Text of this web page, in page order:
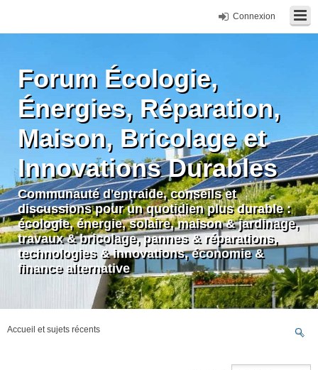
Connexion
Forum Écologie,
Énergies, Réparation,
Maison, Bricolage et
Innovations Durables
Communauté d'entraide, conseils et
discussions pour un quotidien plus durable :
écologie, énergie, solaire, maison & jardinage,
travaux & bricolage, pannes & réparations,
technologies & innovations, économie &
finance alternative
Accueil et sujets récents